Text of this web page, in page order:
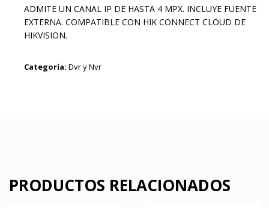
ADMITE UN CANAL IP DE HASTA 4 MPX. INCLUYE FUENTE
EXTERNA. COMPATIBLE CON HIK CONNECT CLOUD DE
HIKVISION.
Categoría: Dvr y Nvr
PRODUCTOS RELACIONADOS